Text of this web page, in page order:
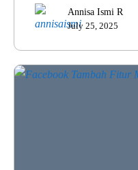
Annisa Ismi R
July 25, 2025